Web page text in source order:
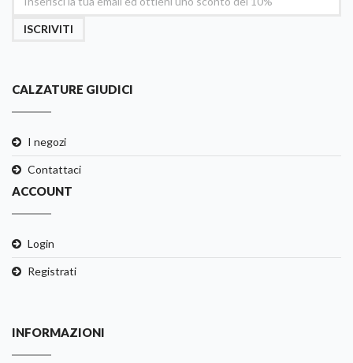
ISCRIVITI
CALZATURE GIUDICI
I negozi
Contattaci
ACCOUNT
Login
Registrati
INFORMAZIONI